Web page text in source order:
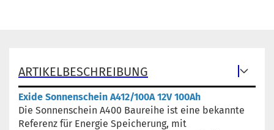
ARTIKELBESCHREIBUNG
Exide Sonnenschein A412/100A 12V 100Ah
Die Sonnenschein A400 Baureihe ist eine bekannte
Referenz für Energie Speicherung, mit